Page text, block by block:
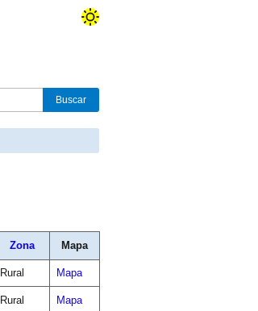
Zona Mapa
Rural Mapa
Rural Mapa